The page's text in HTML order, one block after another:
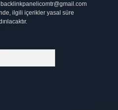
backlinkpanelicomtr@gmail.com
ilgili içerikler yasal süre